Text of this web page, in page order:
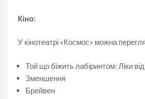
Кіно:
У кінотеатрі «Космос» можна
Той що біжить лабіринтом: Ліки
Зменшення
Брейвен